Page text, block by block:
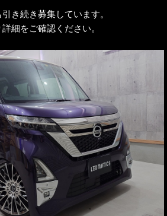
き続き募集しています。
細をご確認ください。